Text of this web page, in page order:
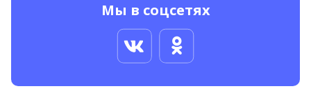
Мы в соцсетях